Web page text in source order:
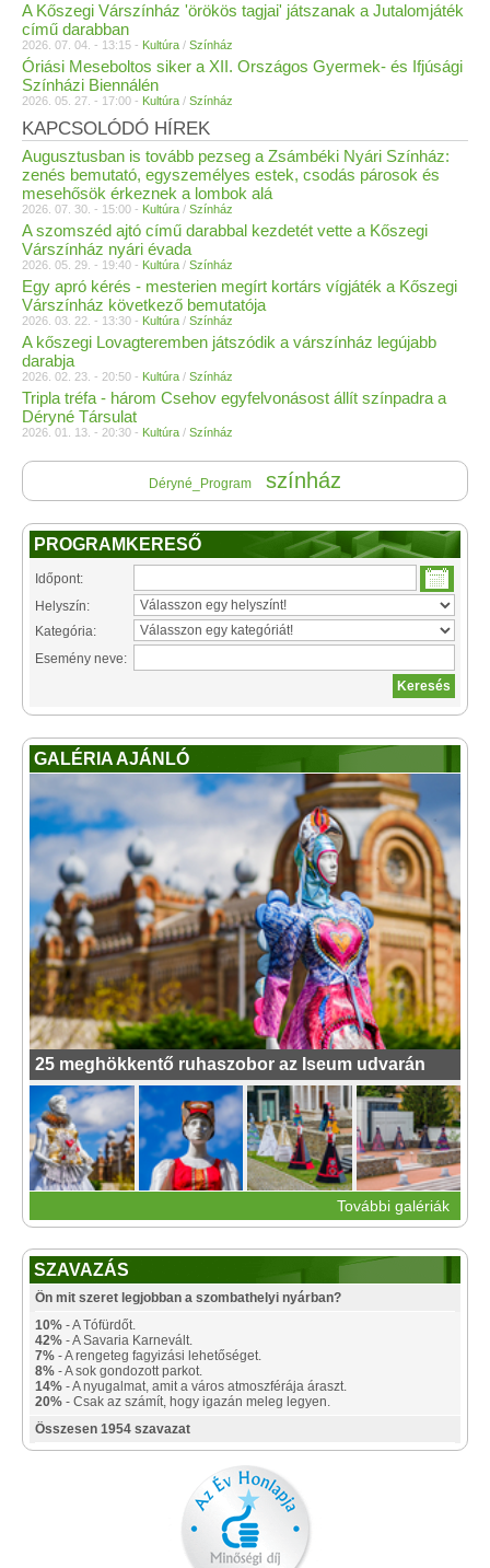
A Kőszegi Várszínház 'örökös tagjai' játszanak a Jutalomjáték
című darabban
2026. 07. 04. - 13:15 - Kultúra / Színház
Óriási Meseboltos siker a XII. Országos Gyermek- és Ifjúsági
Színházi Biennálén
2026. 05. 27. - 17:00 - Kultúra / Színház
KAPCSOLÓDÓ HÍREK
Augusztusban is tovább pezseg a Zsámbéki Nyári Színház:
zenés bemutató, egyszemélyes estek, csodás párosok és
mesehősök érkeznek a lombok alá
2026. 07. 30. - 15:00 - Kultúra / Színház
A szomszéd ajtó című darabbal kezdetét vette a Kőszegi
Várszínház nyári évada
2026. 05. 29. - 19:40 - Kultúra / Színház
Egy apró kérés - mesterien megírt kortárs vígjáték a Kőszegi
Várszínház következő bemutatója
2026. 03. 22. - 13:30 - Kultúra / Színház
A kőszegi Lovagteremben játszódik a várszínház legújabb
darabja
2026. 02. 23. - 20:50 - Kultúra / Színház
Tripla tréfa - három Csehov egyfelvonásost állít színpadra a
Déryné Társulat
2026. 01. 13. - 20:30 - Kultúra / Színház
Déryné_Program színház
PROGRAMKERESŐ
Időpont:
Helyszín:
Kategória:
Esemény neve:
GALÉRIA AJÁNLÓ
25 meghökkentő ruhaszobor az Iseum udvarán
További galériák
SZAVAZÁS
Ön mit szeret legjobban a szombathelyi nyárban?
10% - A Tófürdőt.
42% - A Savaria Karnevált.
7% - A rengeteg fagyizási lehetőséget.
8% - A sok gondozott parkot.
14% - A nyugalmat, amit a város atmoszférája áraszt.
20% - Csak az számít, hogy igazán meleg legyen.
Összesen 1954 szavazat